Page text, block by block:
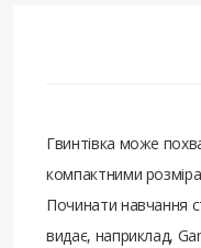
Гвинтівка може
компактними
Починати навчання
видає, наприклад,